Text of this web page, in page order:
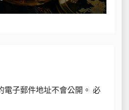
電子郵件地址不會公開。 必